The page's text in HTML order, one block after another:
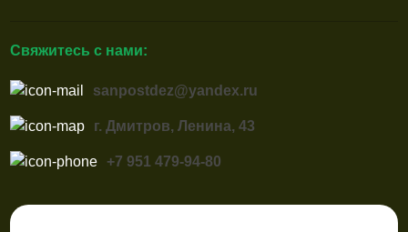
Свяжитесь с нами:
sanpostdez@yandex.ru
г. Дмитров, Ленина, 43
+7 951 479-94-80